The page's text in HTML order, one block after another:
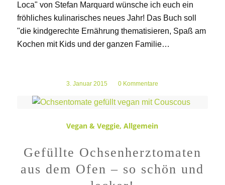
Loca" von Stefan Marquard wünsche ich euch ein
fröhliches kulinarisches neues Jahr! Das Buch soll
"die kindgerechte Ernährung thematisieren, Spaß am
Kochen mit Kids und der ganzen Familie…
3. Januar 2015
/ 0 Kommentare
Vegan & Veggie,Allgemein
Gefüllte Ochsenherztomaten
aus dem Ofen – so schön und